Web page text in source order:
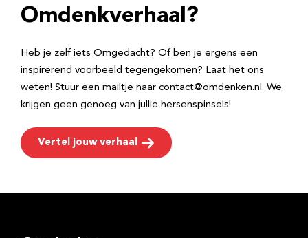
e
Omdenkverhaal?
Heb je zelf iets Omgedacht? Of ben je ergens een
inspirerend voorbeeld tegengekomen? Laat het ons
weten! Stuur een mailtje naar contact@omdenken.nl. We
krijgen geen genoeg van jullie hersenspinsels!
Vertel jouw verhaal